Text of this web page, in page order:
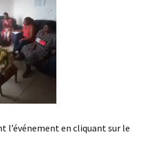
l’événement en cliquant sur le